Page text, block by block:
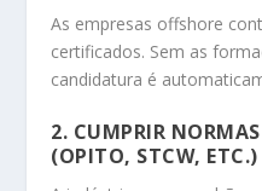
As empresas offshore
certificados. Sem as
candidatura é
2. CUMPRIR
(OPITO, STCW, ETC.)